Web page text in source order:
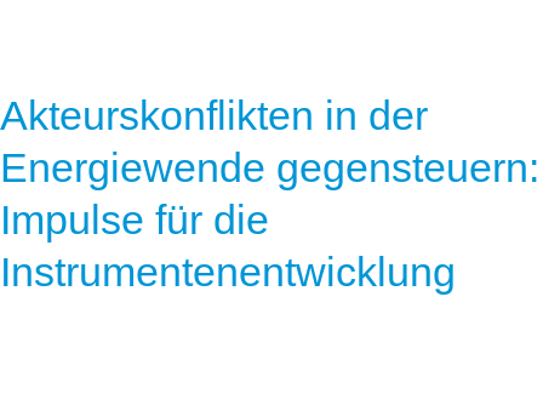
Akteurskonflikten in der
Energiewende gegensteuern:
Impulse für die
Instrumentenentwicklung